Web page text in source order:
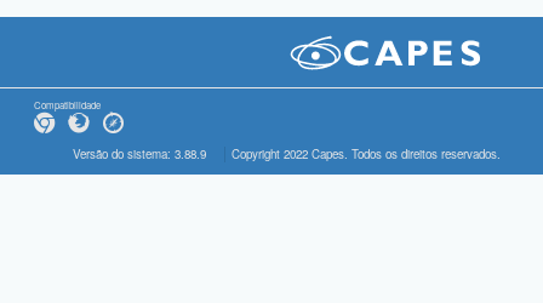
Compatibilidade
Versão do sistema: 3.88.9 Copyright 2022 Capes. Todos os direitos reservados.